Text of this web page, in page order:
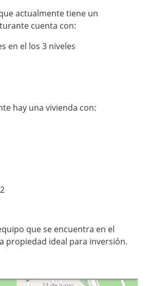
actualmente tiene un
cuenta con:
en el los 3 niveles
hay una vivienda con:
que se encuentra en el
propiedad ideal para inversión.